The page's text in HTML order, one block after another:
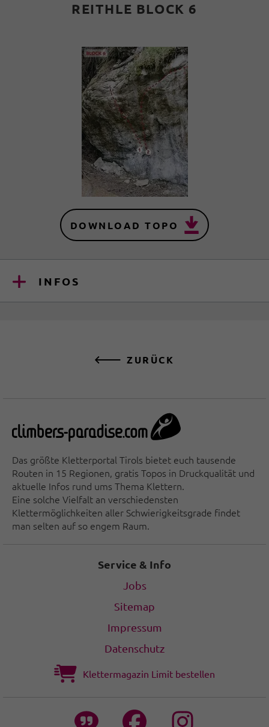
REITHLE BLOCK 6
DOWNLOAD TOPO
INFOS
ZURÜCK
Das größte Kletterportal Tirols bietet euch tausende
Routen in 15 Regionen, gratis Topos in Druckqualität und
aktuelle Infos rund ums Thema Klettern.
Eine solche Vielfalt an verschiedensten
Klettermöglichkeiten aller Schwierigkeitsgrade findet
man selten auf so engem Raum.
Service & Info
Jobs
Sitemap
Impressum
Datenschutz
Klettermagazin Limit bestellen